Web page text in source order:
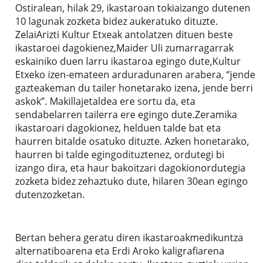
Ostiralean, hilak 29, ikastaroan tokiaizango dutenen
10 lagunak zozketa bidez aukeratuko dituzte.
ZelaiArizti Kultur Etxeak antolatzen dituen beste
ikastaroei dagokienez,Maider Uli zumarragarrak
eskainiko duen larru ikastaroa egingo dute,Kultur
Etxeko izen-emateen arduradunaren arabera, “jende
gazteakeman du tailer honetarako izena, jende berri
askok”. Makillajetaldea ere sortu da, eta
sendabelarren tailerra ere egingo dute.Zeramika
ikastaroari dagokionez, helduen talde bat eta
haurren bitalde osatuko dituzte. Azken honetarako,
haurren bi talde egingodituztenez, ordutegi bi
izango dira, eta haur bakoitzari dagokionordutegia
zozketa bidez zehaztuko dute, hilaren 30ean egingo
dutenzozketan.
Bertan behera geratu diren ikastaroakmedikuntza
alternatiboarena eta Erdi Aroko kaligrafiarena